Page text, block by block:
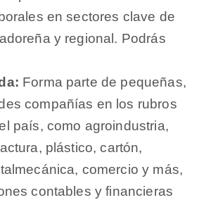
en sectores clave de
y regional. Podrás
Forma parte de pequeñas,
compañías en los rubros
país, como agroindustria,
plástico, cartón,
comercio y más,
contables y financieras